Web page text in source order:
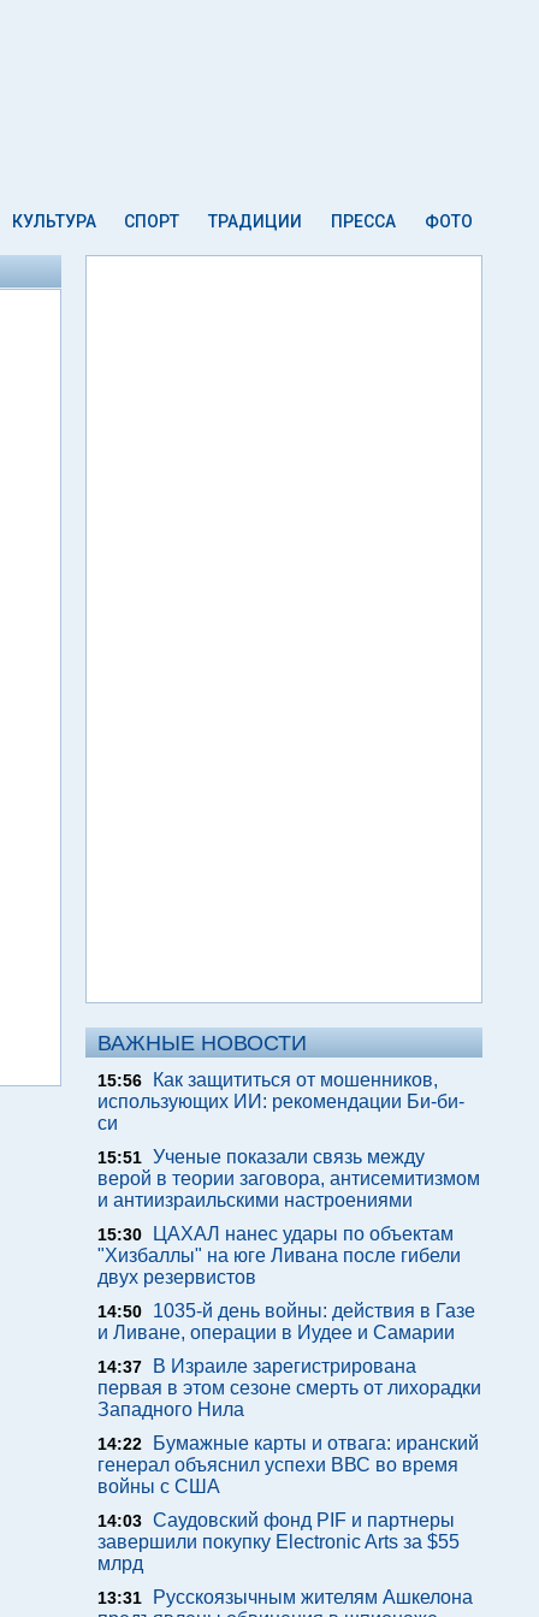
КУЛЬТУРА СПОРТ ТРАДИЦИИ ПРЕССА ФОТО
ВАЖНЫЕ НОВОСТИ
15:56
Как защититься от мошенников,
использующих ИИ: рекомендации Би-би-
си
15:51 Ученые показали связь между
верой в теории заговора, антисемитизмом
и антиизраильскими настроениями
15:30
ЦАХАЛ нанес удары по объектам
"Хизбаллы" на юге Ливана после гибели
двух резервистов
14:50
1035-й день войны: действия в Газе
и Ливане, операции в Иудее и Самарии
14:37
В Израиле зарегистрирована
первая в этом сезоне смерть от лихорадки
Западного Нила
14:22
Бумажные карты и отвага: иранский
генерал объяснил успехи ВВС во время
войны с США
14:03 Саудовский фонд PIF и партнеры
завершили покупку Electronic Arts за $55
млрд
13:31
Русскоязычным жителям Ашкелона